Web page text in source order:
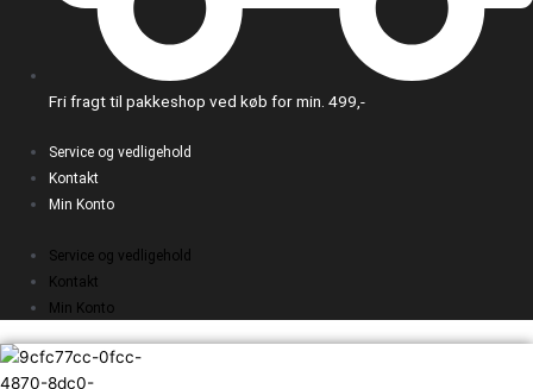
Fri fragt til pakkeshop ved køb for min. 499,-
Service og vedligehold
Kontakt
Min Konto
Service og vedligehold
Kontakt
Min Konto